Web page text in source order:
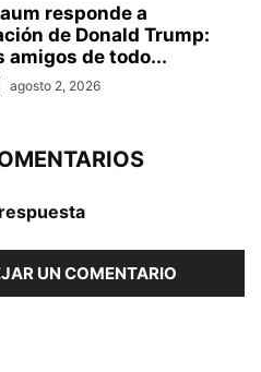
responde a
de Donald Trump:
amigos de todo...
agosto 2, 2026
UN COMENTARIO